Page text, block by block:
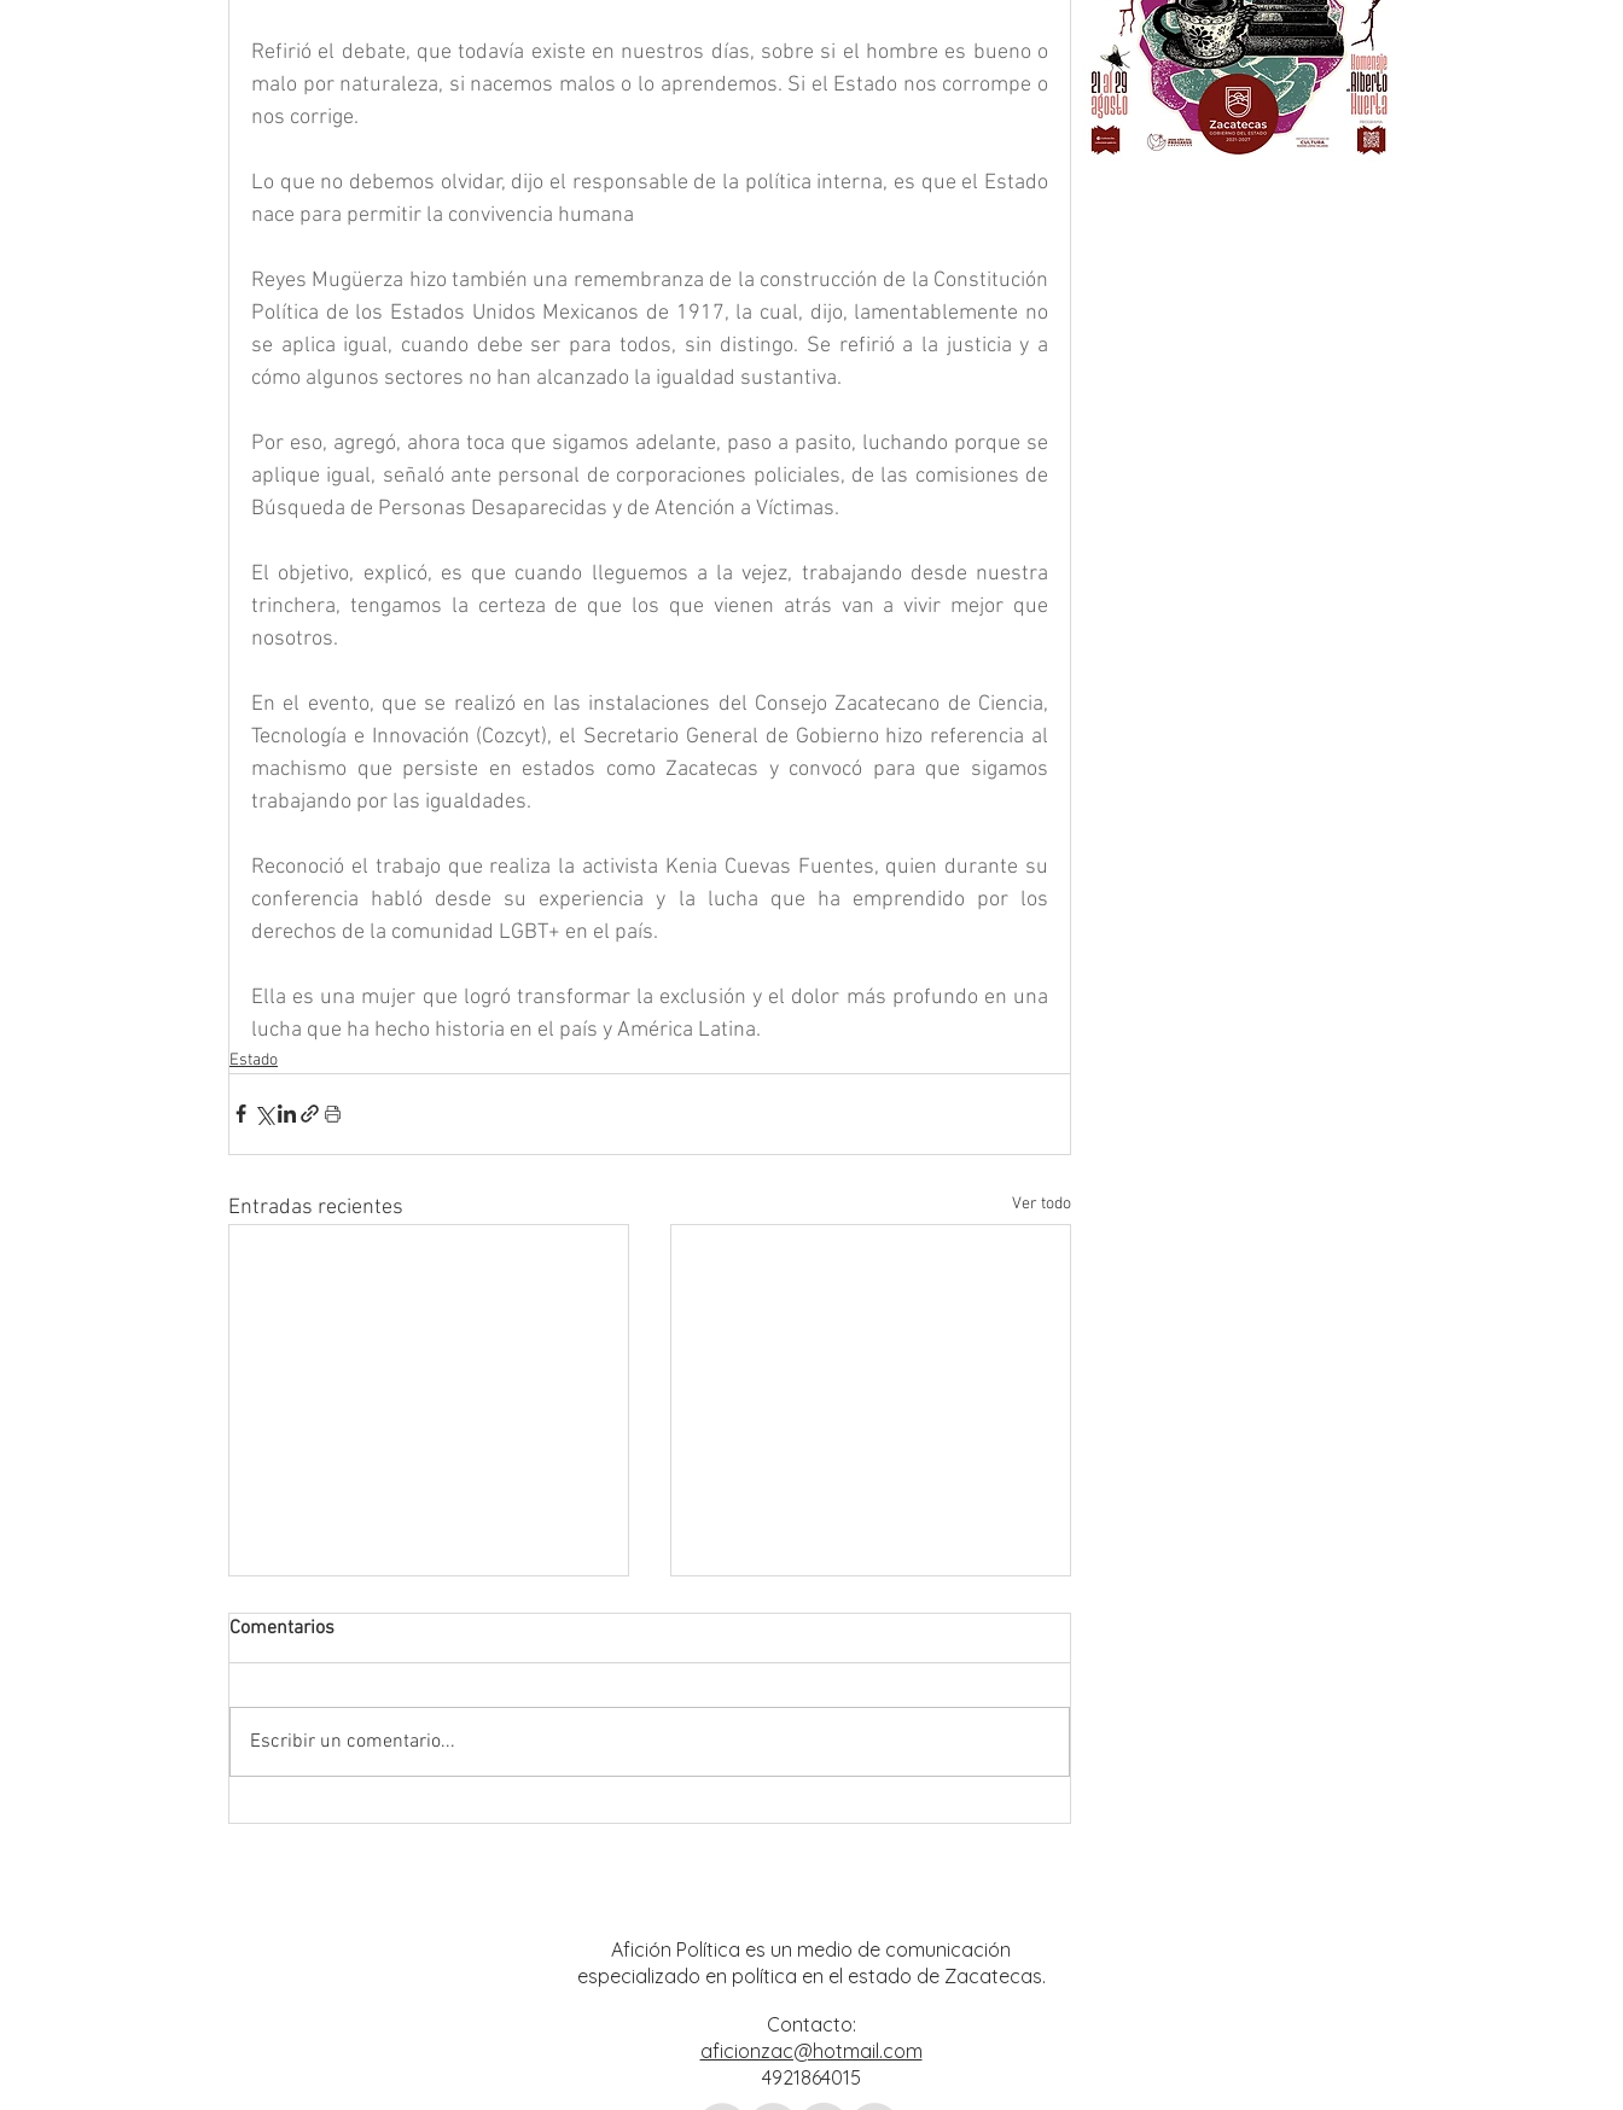
Refirió el debate, que todavía existe en nuestros días, sobre si el hombre es bueno o
malo por naturaleza, si nacemos malos o lo aprendemos. Si el Estado nos corrompe o
nos corrige.
Lo que no debemos olvidar, dijo el responsable de la política interna, es que el Estado
nace para permitir la convivencia humana
Reyes Mugüerza hizo también una remembranza de la construcción de la Constitución
Política de los Estados Unidos Mexicanos de 1917, la cual, dijo, lamentablemente no
se aplica igual, cuando debe ser para todos, sin distingo. Se refirió a la justicia y a
cómo algunos sectores no han alcanzado la igualdad sustantiva.
Por eso, agregó, ahora toca que sigamos adelante, paso a pasito, luchando porque se
aplique igual, señaló ante personal de corporaciones policiales, de las comisiones de
Búsqueda de Personas Desaparecidas y de Atención a Víctimas.
El objetivo, explicó, es que cuando lleguemos a la vejez, trabajando desde nuestra
trinchera, tengamos la certeza de que los que vienen atrás van a vivir mejor que
nosotros.
En el evento, que se realizó en las instalaciones del Consejo Zacatecano de Ciencia,
Tecnología e Innovación (Cozcyt), el Secretario General de Gobierno hizo referencia al
machismo que persiste en estados como Zacatecas y convocó para que sigamos
trabajando por las igualdades.
Reconoció el trabajo que realiza la activista Kenia Cuevas Fuentes, quien durante su
conferencia habló desde su experiencia y la lucha que ha emprendido por los
derechos de la comunidad LGBT+ en el país.
Ella es una mujer que logró transformar la exclusión y el dolor más profundo en una
lucha que ha hecho historia en el país y América Latina.
Estado
Entradas recientes Ver todo
julio
Comentarios
Escribir un comentario...
Afición Política es un medio de comunicación
especializado en política en el estado de Zacatecas.
Contacto:
aficionzac@hotmail.com
4921864015